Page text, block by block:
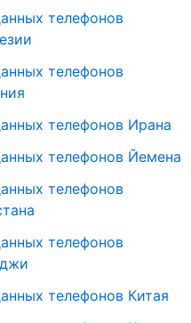
телефонов
телефонов
телефонов Ирана
телефонов Йемена
телефонов
телефонов
телефонов Китая